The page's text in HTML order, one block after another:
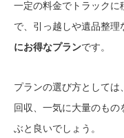
一定の料金でトラック
で、引っ越しや遺品整理
にお得なプランです。
プランの選び方として
回収、一気に大量のも
ぶと良いでしょう。